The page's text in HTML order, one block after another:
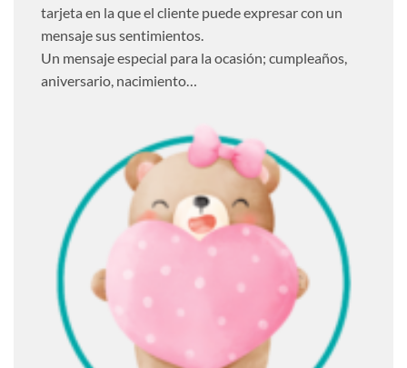
tarjeta en la que el cliente puede expresar con un
mensaje sus sentimientos.
Un mensaje especial para la ocasión; cumpleaños,
aniversario, nacimiento…